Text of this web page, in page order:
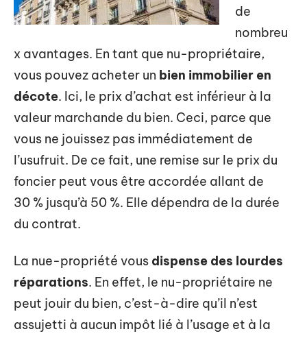
de
nombreu
x avantages. En tant que nu-propriétaire,
vous pouvez acheter un bien immobilier en
décote. Ici, le prix d’achat est inférieur à la
valeur marchande du bien. Ceci, parce que
vous ne jouissez pas immédiatement de
l’usufruit. De ce fait, une remise sur le prix du
foncier peut vous être accordée allant de
30 % jusqu’à 50 %. Elle dépendra de la durée
du contrat.
La nue-propriété vous dispense des lourdes
réparations. En effet, le nu-propriétaire ne
peut jouir du bien, c’est-à-dire qu’il n’est
assujetti à aucun impôt lié à l’usage et à la